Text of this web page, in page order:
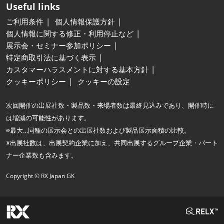
Useful links
ご利用条件
個人情報保護方針
個人情報に関する修正・利用停止など
展示会・セミナー参加ポリシー
特定商取引法に基づく表示
カスタマーハラスメントに対する基本方針
クッキーポリシー
クッキーの設定
次回開催の出展社数・製品数・来場者数は最終見込みであり、開催時に
は増減の可能性があります。
※最大…同種の展示会との出展社数および製品展示面積の比較。
※出展社数は、出展契約企業に加え、共同出展するグループ企業・パート
ナー企業数も含みます。
Copyright © RX Japan GK